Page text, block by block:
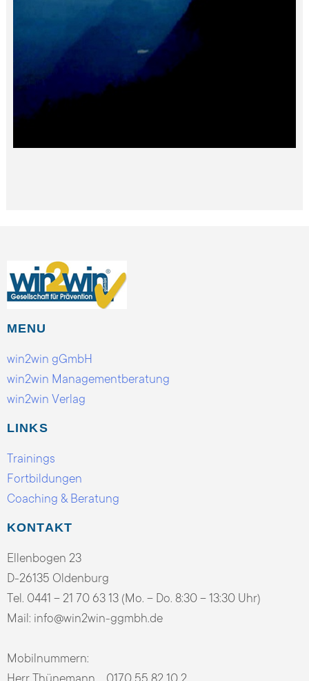
MENU
win2win gGmbH
win2win Managementberatung
win2win Verlag
LINKS
Trainings
Fortbildungen
Coaching & Beratung
KONTAKT
Ellenbogen 23
D-26135 Oldenburg
Tel. 0441 – 21 70 63 13 (Mo. – Do. 8:30 – 13:30 Uhr)
Mail: info@win2win-ggmbh.de
Mobilnummern:
Herr Thünemann 0170 55 82 10 2